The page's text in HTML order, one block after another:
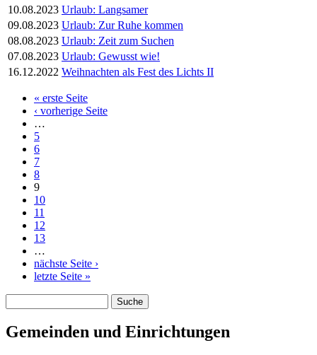
10.08.2023 Urlaub: Langsamer
09.08.2023 Urlaub: Zur Ruhe kommen
08.08.2023 Urlaub: Zeit zum Suchen
07.08.2023 Urlaub: Gewusst wie!
16.12.2022 Weihnachten als Fest des Lichts II
Seiten« erste Seite
‹ vorherige Seite
…
5
6
7
8
9
10
11
12
13
…
nächste Seite ›
letzte Seite »
Gemeinden und Einrichtungen